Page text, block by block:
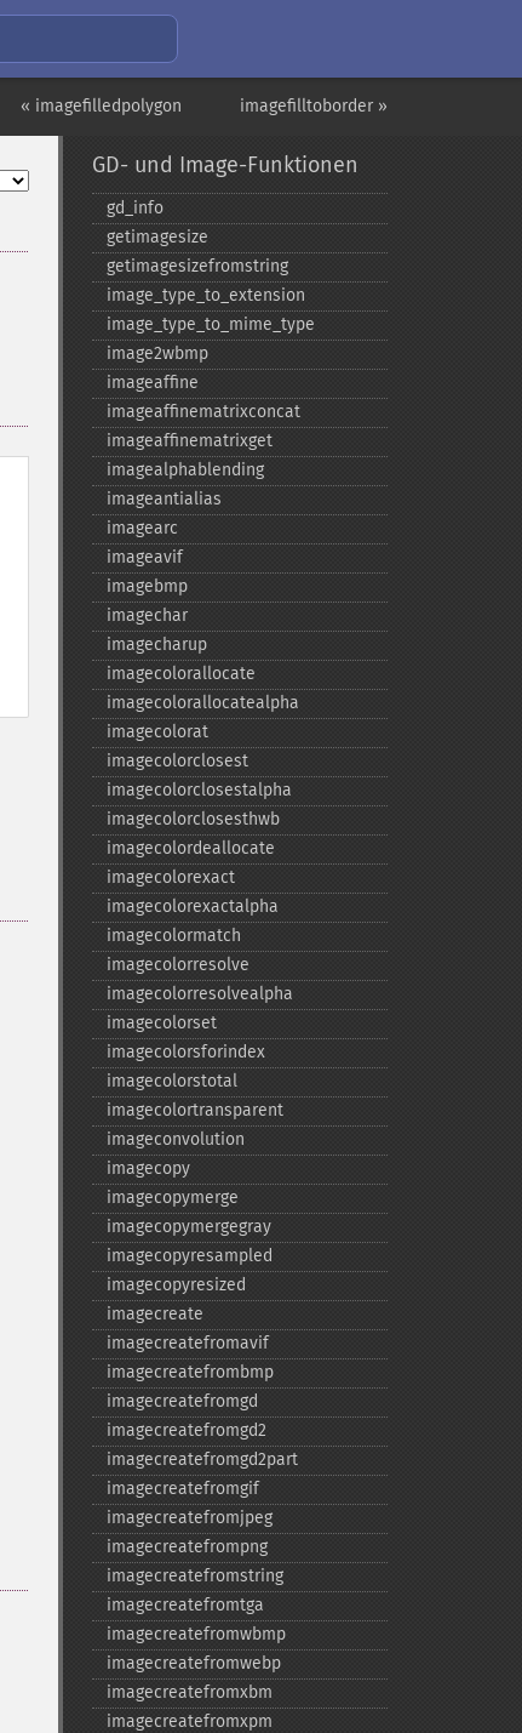
imagefilltoborder »
« imagefilledpolygon
GD- und Image-Funktionen
gd_​info
getimagesize
getimagesizefromstring
image_​type_​to_​extension
image_​type_​to_​mime_​type
image2wbmp
imageaffine
imageaffinematrixconcat
imageaffinematrixget
imagealphablending
imageantialias
imagearc
imageavif
imagebmp
imagechar
imagecharup
imagecolorallocate
imagecolorallocatealpha
imagecolorat
imagecolorclosest
imagecolorclosestalpha
imagecolorclosesthwb
imagecolordeallocate
imagecolorexact
imagecolorexactalpha
imagecolormatch
imagecolorresolve
imagecolorresolvealpha
imagecolorset
imagecolorsforindex
imagecolorstotal
imagecolortransparent
imageconvolution
imagecopy
imagecopymerge
imagecopymergegray
imagecopyresampled
imagecopyresized
imagecreate
imagecreatefromavif
imagecreatefrombmp
imagecreatefromgd
imagecreatefromgd2
imagecreatefromgd2part
imagecreatefromgif
imagecreatefromjpeg
imagecreatefrompng
imagecreatefromstring
imagecreatefromtga
imagecreatefromwbmp
imagecreatefromwebp
imagecreatefromxbm
imagecreatefromxpm